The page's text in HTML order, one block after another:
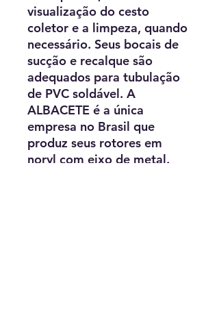
visualização do cesto
coletor e a limpeza, quando
necessário. Seus bocais de
sucção e recalque são
adequados para tubulação
de PVC soldável. A
ALBACETE é a única
empresa no Brasil que
produz seus rotores em
noryl com eixo de metal.